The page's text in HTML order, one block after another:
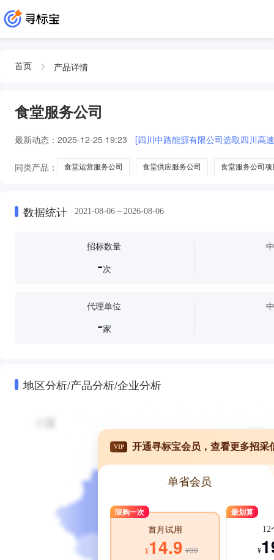
首页 产品详情
食堂服务公司
最新动态： 2025-12-25 19:23 [四川中路能源有限公司选取四川高
同类产品： 食堂运营服务公司 食堂供应服务公司 食堂服务公司项
数据统计 2021-08-06～2026-08-06
招标数量
-次
代理单位
-家
地区分析/产品分析/企业分析
VIP 开通寻标宝会员，查看更多招采
单省会员
限购一次
首月试用
¥14.9 ¥39
最划算
12
¥